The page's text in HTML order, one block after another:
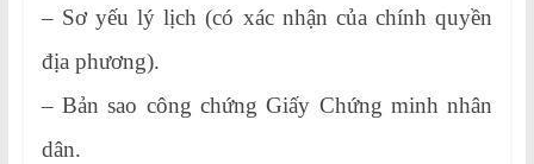
– Sơ yếu lý lịch (có xác nhận của chính quyền
địa phương).
– Bản sao công chứng Giấy Chứng minh nhân
dân.